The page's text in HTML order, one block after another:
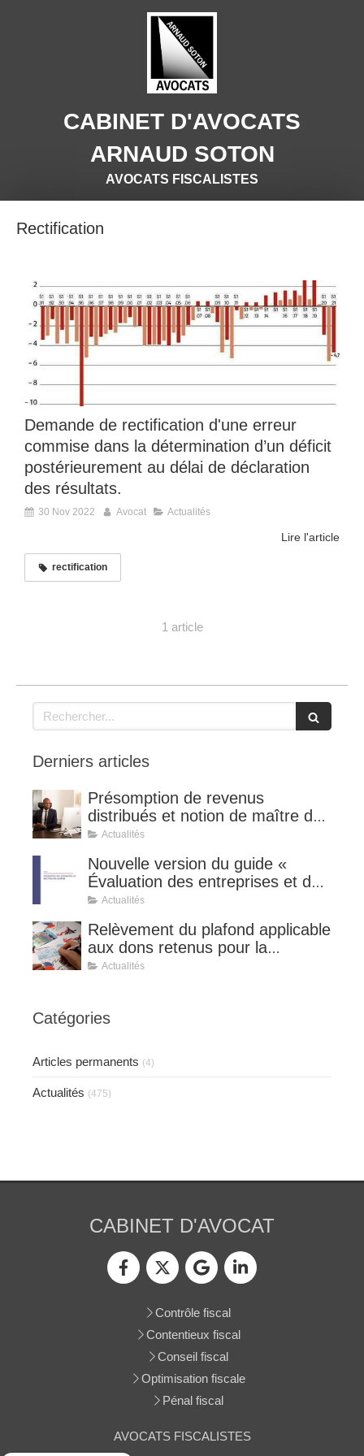
CABINET D'AVOCATS
ARNAUD SOTON
AVOCATS FISCALISTES
Rectification
Demande de rectification d'une erreur
commise dans la détermination d’un déficit
postérieurement au délai de déclaration
des résultats.
30 Nov 2022 Avocat Actualités
Lire l'article
rectification
1 article
Rechercher
Derniers articles
Présomption de revenus
distribués et notion de maître de
l'affaire (CE 8 juillet 2026, n°
Actualités
Nouvelle version du guide «
Évaluation des entreprises et des
titres de sociétés ».
Actualités
Relèvement du plafond applicable
aux dons retenus pour la
détermination de la réduction
Actualités
Catégories
Articles permanents (4)
Actualités (475)
CABINET D'AVOCAT
Contrôle fiscal
Contentieux fiscal
Conseil fiscal
Optimisation fiscale
Pénal fiscal
AVOCATS FISCALISTES